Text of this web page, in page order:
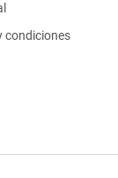
condiciones